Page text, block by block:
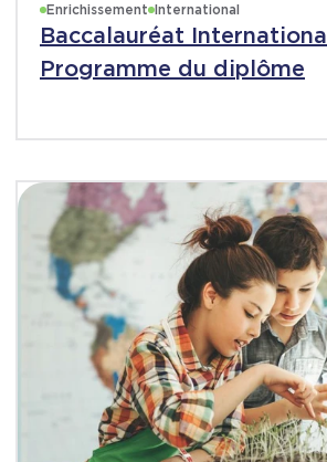
Enrichissement International
Baccalauréat International
Programme du diplôme